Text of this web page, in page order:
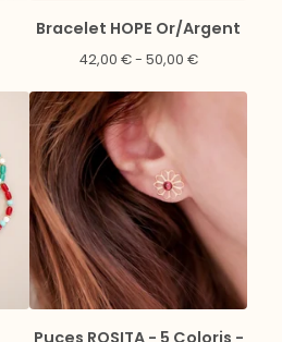
Bracelet HOPE Or/Argent
42,00 €- 50,00 €
Puces ROSITA - 5 Coloris -